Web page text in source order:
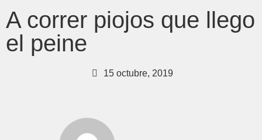
A correr piojos que llego
el peine
15 octubre, 2019